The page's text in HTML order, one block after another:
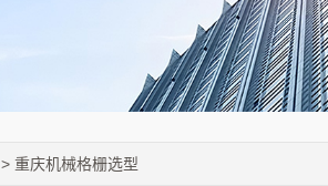
> 重庆机械格栅选型